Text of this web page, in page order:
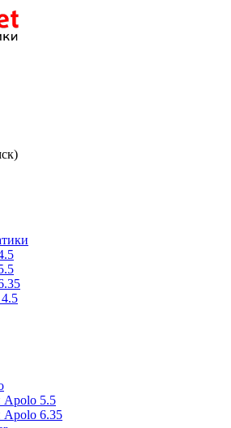
Apolo 5.5
Apolo 6.35